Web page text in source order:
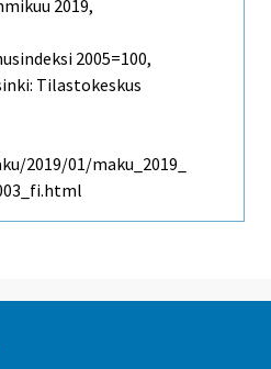
2019,
2005=100,
Tilastokeskus
2019/01/maku_2019_